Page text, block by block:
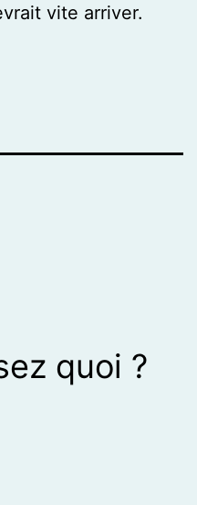
vite arriver.
quoi ?